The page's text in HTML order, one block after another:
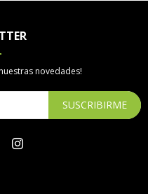
novedades!
SUSCRIBIRME
